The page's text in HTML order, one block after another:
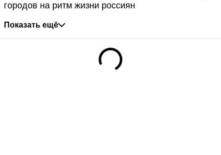
городов на ритм жизни россиян
Показать ещё